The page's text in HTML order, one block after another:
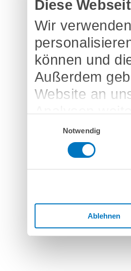
Diese
Wir
können und
Außerdem
Website an
Analysen
bereitgestellt
Dienste
Notwendig
Ablehnen